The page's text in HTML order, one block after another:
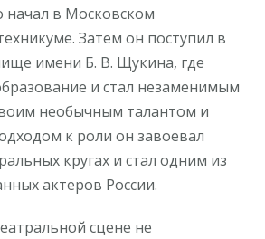
начал в Московском
Затем он поступил в
имени Б. В. Щукина, где
и стал незаменимым
необычным талантом и
к роли он завоевал
кругах и стал одним из
актеров России.
сцене не